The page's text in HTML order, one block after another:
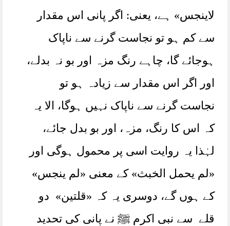
لاینجس» ہے، یعنی: اگر پانی اس مقدار
سے کم ہو تو نجاست گرنے سے ناپاک
ہوجائے گا، چاہے رنگ مزہ اور بو نہ بدلے،
اور اگر اس مقدار سے زیادہ ہو تو
نجاست گرنے سے ناپاک نہیں ہوگا، الا یہ
کہ اس کا رنگ، مزہ، اور بو بدل جائے،
لہٰذا یہ روایت اسی پر محمول ہوگی اور
«لم يحمل الخبث» کے معنی «لم ينجس»
کے ہوں گے، دوسری یہ کہ «قلتين» دو
قلے سے نبی اکرم ﷺ نے پانی کی تحدید